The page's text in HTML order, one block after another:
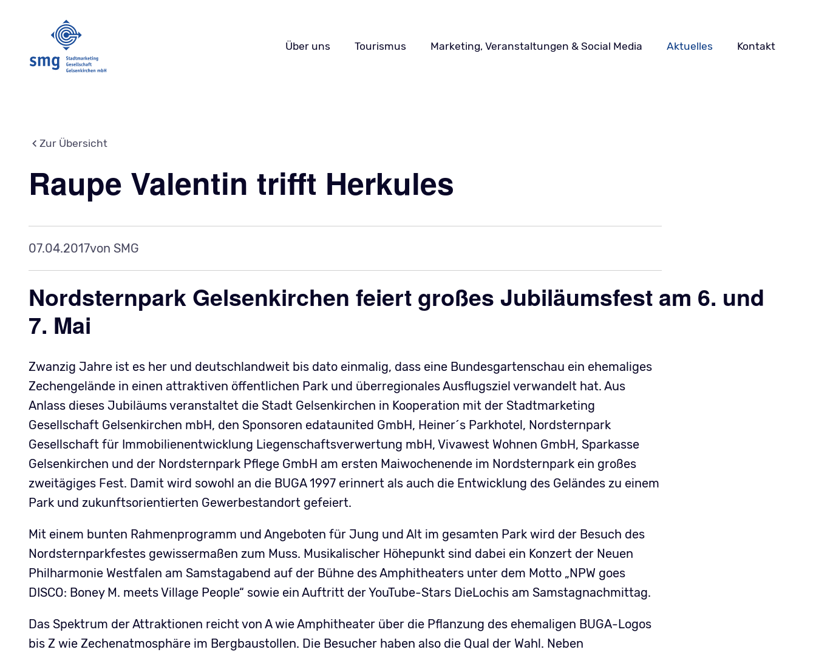
Navigation
Über uns Tourismus Marketing, Veranstaltungen & Social Media Aktuelles Kontakt
Raupe Valentin trifft Herkules
07.04.2017von SMG
Nordsternpark Gelsenkirchen feiert großes Jubiläumsfest am 6. und
7. Mai
Zwanzig Jahre ist es her und deutschlandweit bis dato einmalig, dass eine Bundesgartenschau ein ehemaliges
Zechengelände in einen attraktiven öffentlichen Park und überregionales Ausflugsziel verwandelt hat. Aus
Anlass dieses Jubiläums veranstaltet die Stadt Gelsenkirchen in Kooperation mit der Stadtmarketing
Gesellschaft Gelsenkirchen mbH, den Sponsoren edataunited GmbH, Heiner´s Parkhotel, Nordsternpark
Gesellschaft für Immobilienentwicklung Liegenschaftsverwertung mbH, Vivawest Wohnen GmbH, Sparkasse
Gelsenkirchen und der Nordsternpark Pflege GmbH am ersten Maiwochenende im Nordsternpark ein großes
zweitägiges Fest. Damit wird sowohl an die BUGA 1997 erinnert als auch die Entwicklung des Geländes zu einem
Park und zukunftsorientierten Gewerbestandort gefeiert.
Mit einem bunten Rahmenprogramm und Angeboten für Jung und Alt im gesamten Park wird der Besuch des
Nordsternparkfestes gewissermaßen zum Muss. Musikalischer Höhepunkt sind dabei ein Konzert der Neuen
Philharmonie Westfalen am Samstagabend auf der Bühne des Amphitheaters unter dem Motto „NPW goes
DISCO: Boney M. meets Village People“ sowie ein Auftritt der YouTube-Stars DieLochis am Samstagnachmittag.
Das Spektrum der Attraktionen reicht von A wie Amphitheater über die Pflanzung des ehemaligen BUGA-Logos
bis Z wie Zechenatmosphäre im Bergbaustollen. Die Besucher haben also die Qual der Wahl. Neben
Zur Übersicht